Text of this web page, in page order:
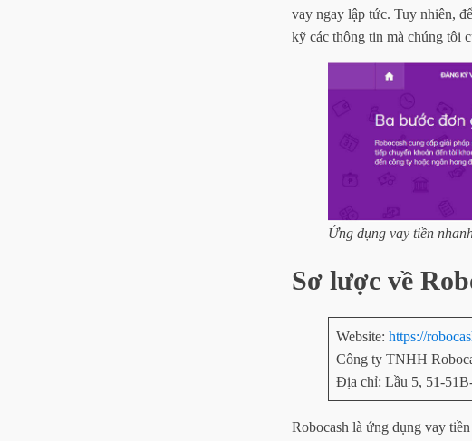
vay ngay lập tức. Tuy nhiên,
kỹ các thông tin mà chúng tôi
Ứng dụng vay tiền
Sơ lược về
Website: https://
Công ty TNHH
Địa chỉ: Lầu 5, 51-
Robocash là ứng dụng vay